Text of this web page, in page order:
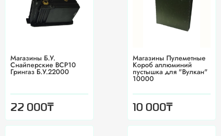
Магазины Б.У.
Снайперские ВСР10
Грингаз Б.У.22000
22 000₸
Магазины Пулеметные
Короб аллюминий
пустышка для "Вулкан"
10000
10 000₸